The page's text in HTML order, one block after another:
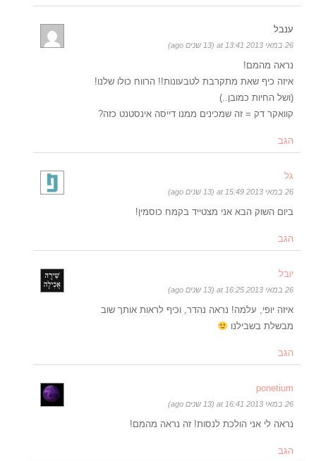
ענבל
26 במאי 2013 at 13:41 (13 שנים ago)
נראה מהמם!
איזה כיף שאת מתקרבת לטבעונות!! הרווח כולו שלנו!
(ושל החיות כמובן..)
קוואקר דק = זה שמכינים ממנו דייסה אינסטנט כזה?
הגב
גל
26 במאי 2013 at 15:49 (13 שנים ago)
ביום השוק הבא אני מצטייד בקמח כוסמין!
הגב
יובל
26 במאי 2013 at 16:25 (13 שנים ago)
איזה יופי, עלמה! נראה נהדר, וכיף לראות אותך שוב
מבשלת בשבילנו
הגב
ponetium
26 במאי 2013 at 16:41 (13 שנים ago)
נראה לי אני הולכת לנסות! זה נראה מהמם!
הגב